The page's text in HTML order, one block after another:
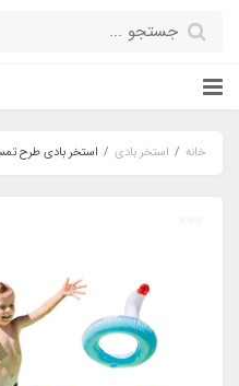
خانه استخر بادی استخر بادی طرح